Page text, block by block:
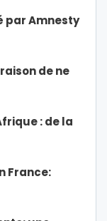
par Amnesty
de ne
: de la
France: